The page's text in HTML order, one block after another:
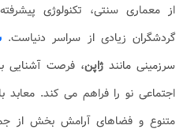
از معماری سنتی، تکنولوژی
گردشگران زیادی از سراسر دنیاست.
سرزمینی مانند ژاپن، فرصت آشنایی
اجتماعی نو را فراهم می‌ کند. معابد
متنوع و فضاهای آرامش‌ بخش از